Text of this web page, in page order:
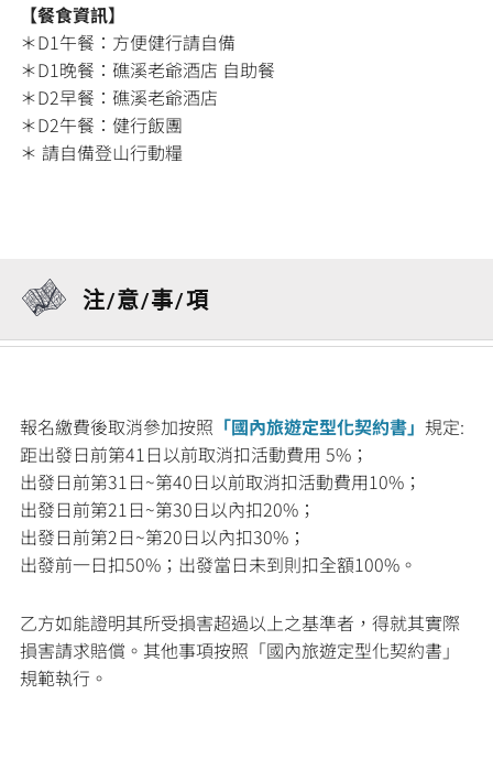
【餐食資訊】
＊D1午餐：方便健行請自備
＊D1晚餐：礁溪老爺酒店 自助餐
＊D2早餐：礁溪老爺酒店
＊D2午餐：健行飯團
＊ 請自備登山行動糧
注/意/事/項
報名繳費後取消參加按照 「國內旅遊定型化契約書」 規定:
距出發日前第41日以前取消扣活動費用 5%；
出發日前第31日~第40日以前取消扣活動費用10%；
出發日前第21日~第30日以內扣20%；
出發日前第2日~第20日以內扣30%；
出發前一日扣50%；出發當日未到則扣全額100%。
乙方如能證明其所受損害超過以上之基準者，得就其實際
損害請求賠償。其他事項按照「國內旅遊定型化契約書」
規範執行。